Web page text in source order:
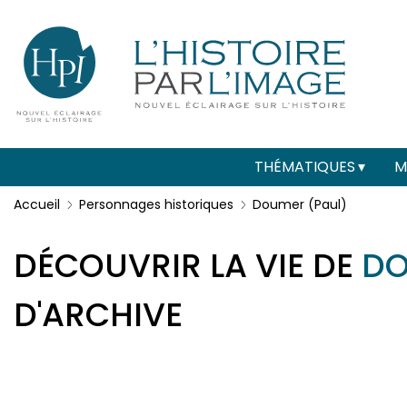
Menu
secondaire
(header)
Main
navigation
THÉMATIQUES
Accueil Personnages historiques Doumer (Paul)
DÉCOUVRIR LA VIE DE
D'ARCHIVE